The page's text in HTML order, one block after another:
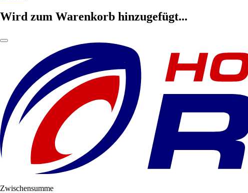
Wird zum Warenkorb hinzugefügt...
Zwischensumme